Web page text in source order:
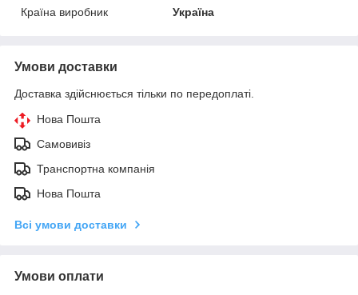
Країна виробник
Україна
Умови доставки
Доставка здійснюється тільки по передоплаті.
Нова Пошта
Самовивіз
Транспортна компанія
Нова Пошта
Всі умови доставки
Умови оплати